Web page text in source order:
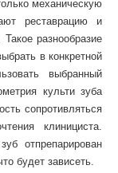
механическую
реставрацию и
разнообразие
в конкретной
выбранный
культи зуба
сопротивляться
клинициста.
отпрепарирован
будет зависеть.